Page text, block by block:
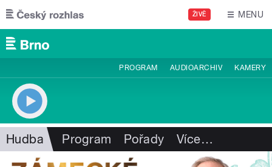
Přejít k hlavnímu obsahu
ŽIVĚ MENU
PROGRAM AUDIOARCHIV KAMERY
Hudba Program Pořady Více…